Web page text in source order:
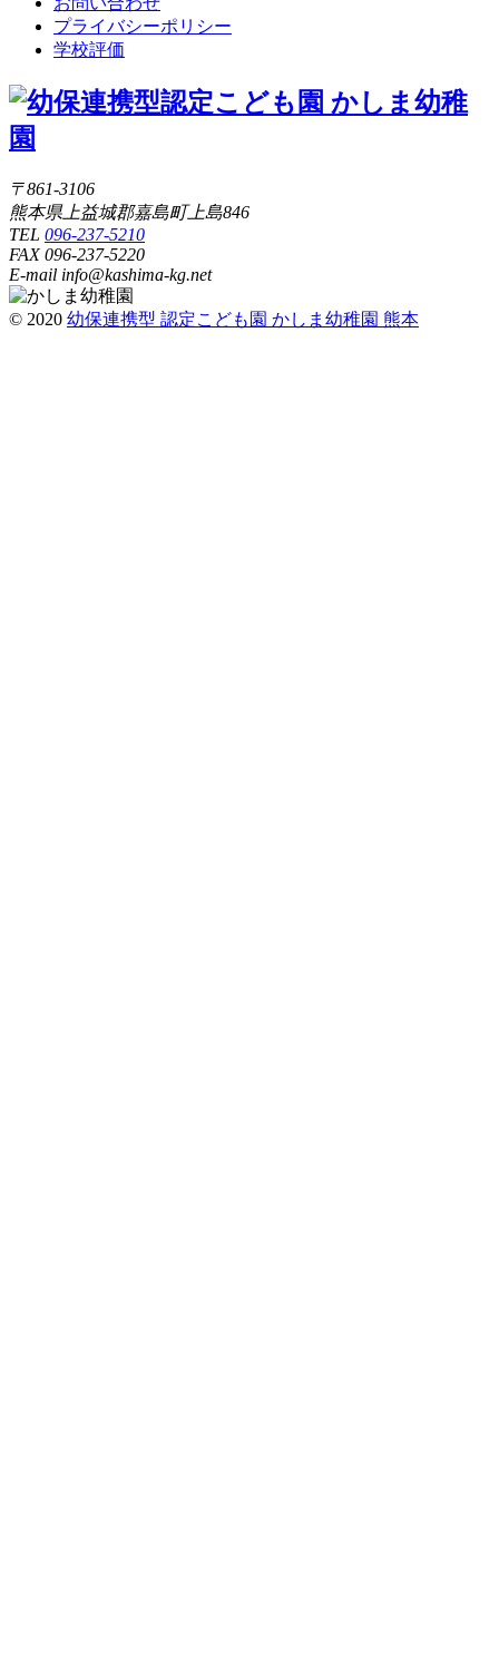
プライバシーポリシー
学校評価
〒861-3106
熊本県上益城郡嘉島町上島846
TEL 096-237-5210
FAX 096-237-5220
E-mail info@kashima-kg.net
© 2020 幼保連携型 認定こども園 かしま幼稚園 熊本